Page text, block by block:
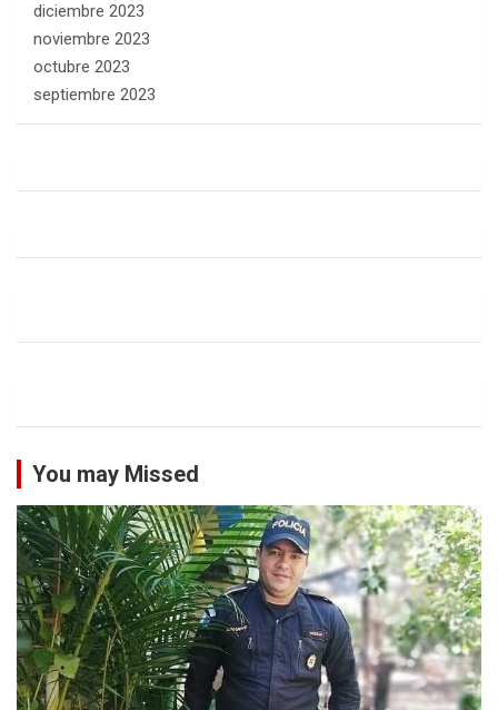
diciembre 2023
noviembre 2023
octubre 2023
septiembre 2023
You may Missed